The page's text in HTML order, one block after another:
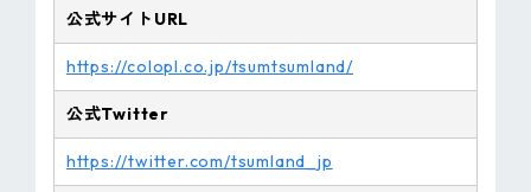
公式サイトURL
https://colopl.co.jp/tsumtsumland/
公式Twitter
https://twitter.com/tsumland_jp